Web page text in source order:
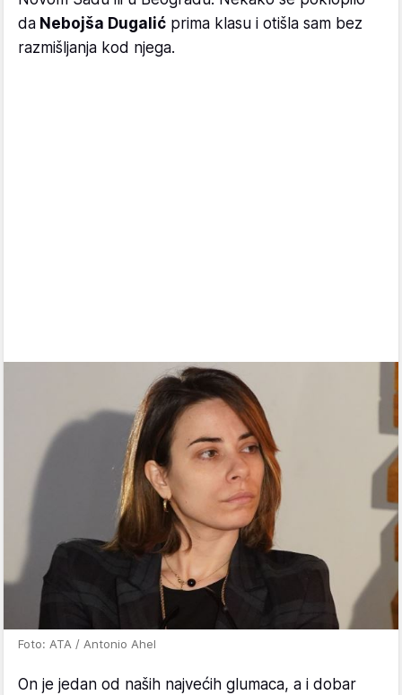
da Nebojša Dugalić prima klasu i otišla sam bez
razmišljanja kod njega.
Foto: ATA / Antonio Ahel
On je jedan od naših najvećih glumaca, a i dobar